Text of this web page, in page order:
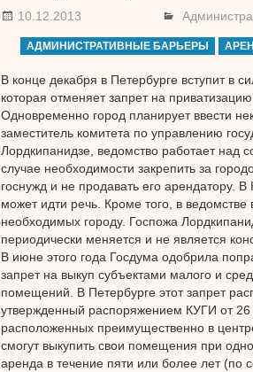
10.12.2013
АДМИНИСТРАТИВНЫЕ БАРЬЕРЫ
В конце декабря в Петербурге вступит в
которая отменяет запрет на
Одновременно город планирует ввести
заместитель комитета по управлению
Лордкипанидзе, ведомство работает над
случае необходимости закрепить за
госнужд и не продавать его арендатору.
может идти речь. Кроме того, в ведомстве
необходимых городу. Госпожа
периодически меняется и не является
В июне этого года Госдума одобрила
запрет на выкуп субъектами малого и
помещений. В Петербурге этот запрет
утвержденный распоряжением КУГИ от 26
расположенных преимущественно в
смогут выкупить свои помещения при
аренда в течение пяти или более лет (по